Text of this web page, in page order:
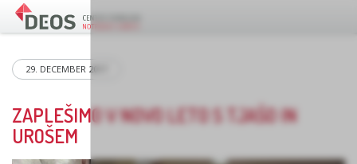
29. DECEMBER 2017
ZAPLEŠIMO V NOVO LETO S TJAŠO IN
UROŠEM